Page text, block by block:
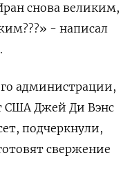
снова великим,
- написал
администрации,
США Джей Ди Вэнс
подчеркнули,
свержение